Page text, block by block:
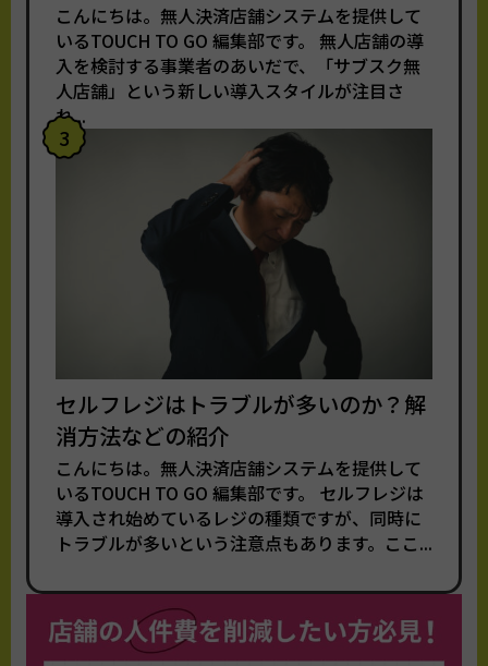
こんにちは。無人決済店舗システムを提供して
いるTOUCH TO GO 編集部です。 無人店舗の導
入を検討する事業者のあいだで、「サブスク無
人店舗」という新しい導入スタイルが注目さ
れ...
3
セルフレジはトラブルが多いのか？解
消方法などの紹介
こんにちは。無人決済店舗システムを提供して
いるTOUCH TO GO 編集部です。 セルフレジは
導入され始めているレジの種類ですが、同時に
トラブルが多いという注意点もあります。ここ...